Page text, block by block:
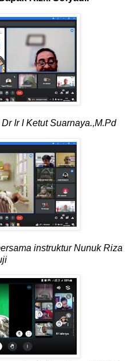
Dr Ir I Ketut Suarnaya.,M.Pd
instruktur Nunuk Riza